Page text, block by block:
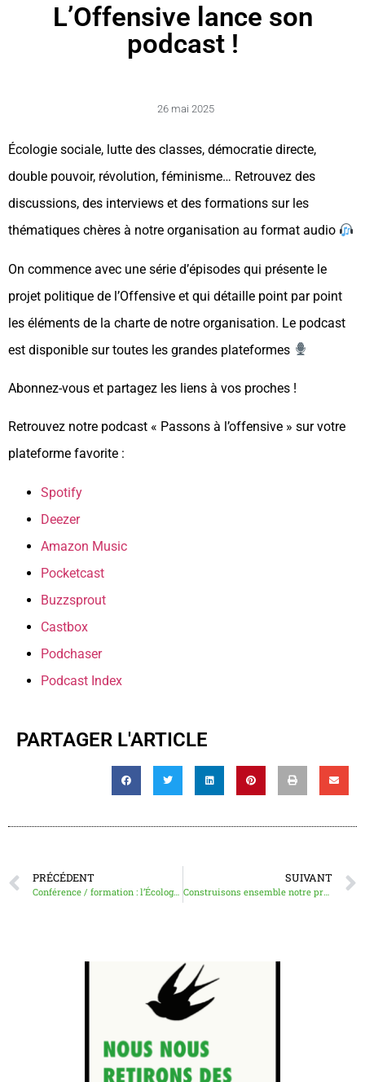
L’Offensive lance son
podcast !
26 mai 2025
Écologie sociale, lutte des classes, démocratie directe,
double pouvoir, révolution, féminisme… Retrouvez des
discussions, des interviews et des formations sur les
thématiques chères à notre organisation au format audio
On commence avec une série d’épisodes qui présente le
projet politique de l’Offensive et qui détaille point par point
les éléments de la charte de notre organisation. Le podcast
est disponible sur toutes les grandes plateformes
Abonnez-vous et partagez les liens à vos proches !
Retrouvez notre podcast « Passons à l’offensive » sur votre
plateforme favorite :
Spotify
Deezer
Amazon Music
Pocketcast
Buzzsprout
Castbox
Podchaser
Podcast Index
PARTAGER L'ARTICLE
PRÉCÉDENT
Conférence / formation : l’Écologie Sociale, le municipalisme libertaire et le communalisme
SUIVANT
Construisons ensemble notre programme pour les municipales !